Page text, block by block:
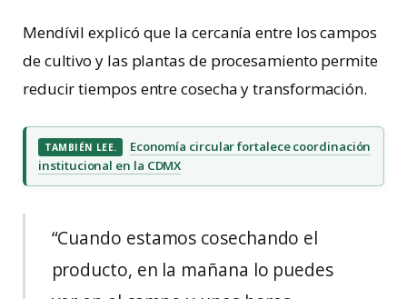
Mendívil explicó que la cercanía entre los campos
de cultivo y las plantas de procesamiento permite
reducir tiempos entre cosecha y transformación.
TAMBIÉN LEE.
Economía circular fortalece coordinación
institucional en la CDMX
“Cuando estamos cosechando el
producto, en la mañana lo puedes